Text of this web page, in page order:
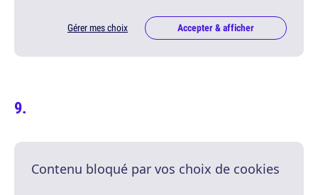
Gérer mes choix Accepter & afficher
Contenu bloqué par vos choix de cookies